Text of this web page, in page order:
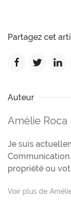
Partagez cet
Auteur
Amélie Roca
Je suis
propriété ou
Voir plus de